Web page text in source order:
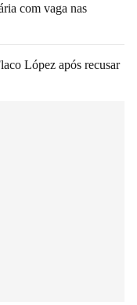
com vaga nas
López após recusar